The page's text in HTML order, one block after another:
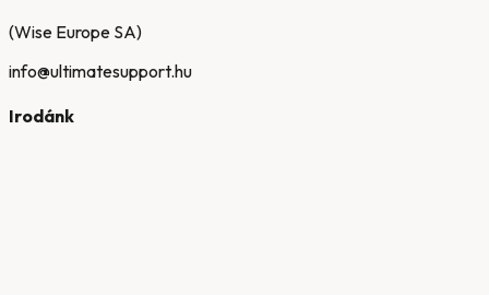
(Wise Europe SA)
info@ultimatesupport.hu
Irodánk